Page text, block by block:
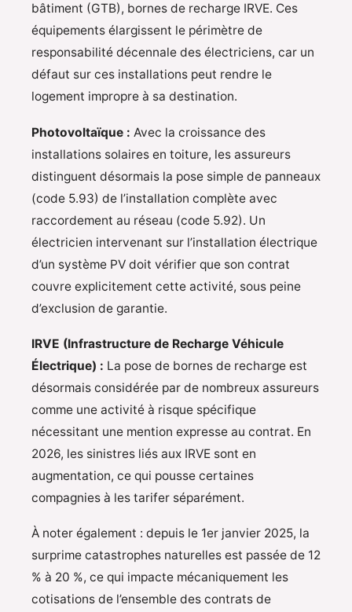
bâtiment (GTB), bornes de recharge IRVE. Ces
équipements élargissent le périmètre de
responsabilité décennale des électriciens, car un
défaut sur ces installations peut rendre le
logement impropre à sa destination.
Photovoltaïque : Avec la croissance des
installations solaires en toiture, les assureurs
distinguent désormais la pose simple de panneaux
(code 5.93) de l’installation complète avec
raccordement au réseau (code 5.92). Un
électricien intervenant sur l’installation électrique
d’un système PV doit vérifier que son contrat
couvre explicitement cette activité, sous peine
d’exclusion de garantie.
IRVE (Infrastructure de Recharge Véhicule
Électrique) : La pose de bornes de recharge est
désormais considérée par de nombreux assureurs
comme une activité à risque spécifique
nécessitant une mention expresse au contrat. En
2026, les sinistres liés aux IRVE sont en
augmentation, ce qui pousse certaines
compagnies à les tarifer séparément.
À noter également : depuis le 1er janvier 2025, la
surprime catastrophes naturelles est passée de 12
% à 20 %, ce qui impacte mécaniquement les
cotisations de l’ensemble des contrats de